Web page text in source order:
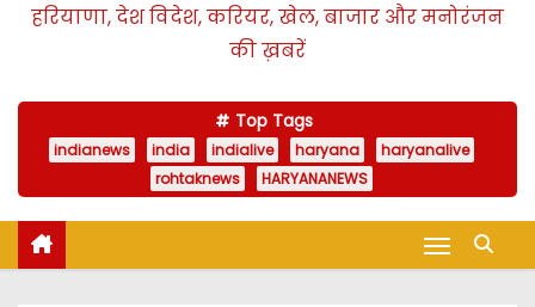
हरियाणा, देश विदेश, करियर, खेल, बाजार और मनोरंजन
की ख़बरें
Top Tags
indianews india indialive haryana
haryanalive
rohtaknews
HARYANANEWS